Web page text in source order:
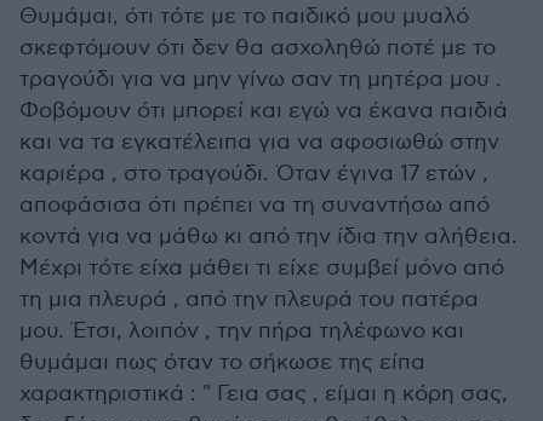
Θυμάμαι, ότι τότε με το παιδικό μου μυαλό
σκεφτόμουν ότι δεν θα ασχοληθώ ποτέ με το
τραγούδι για να μην γίνω σαν τη μητέρα μου .
Φοβόμουν ότι μπορεί και εγώ να έκανα παιδιά
και να τα εγκατέλειπα για να αφοσιωθώ στην
καριέρα , στο τραγούδι. Όταν έγινα 17 ετών ,
αποφάσισα ότι πρέπει να τη συναντήσω από
κοντά για να μάθω κι από την ίδια την αλήθεια.
Μέχρι τότε είχα μάθει τι είχε συμβεί μόνο από
τη μια πλευρά , από την πλευρά του πατέρα
μου. Έτσι, λοιπόν , την πήρα τηλέφωνο και
θυμάμαι πως όταν το σήκωσε της είπα
χαρακτηριστικά : " Γεια σας , είμαι η κόρη σας,